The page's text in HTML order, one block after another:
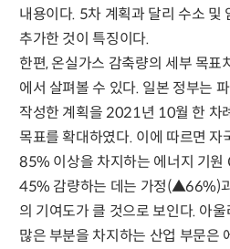
내용이다. 5차 계획과 달리 수소 및
추가한 것이 특징이다.
한편, 온실가스 감축량의 세부 목표
에서 살펴볼 수 있다. 일본 정부는
작성한 계획을 2021년 10월 한 차
목표를 확대하였다. 이에 따르면 자
85% 이상을 차지하는 에너지 기원
45% 감량하는 데는 가정(▲66%)
의 기여도가 클 것으로 보인다. 아
많은 부분을 차지하는 산업 부문은